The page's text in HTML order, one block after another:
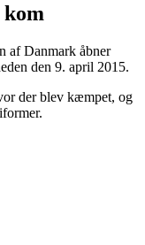
kom
af Danmark åbner
den 9. april 2015.
der blev kæmpet, og